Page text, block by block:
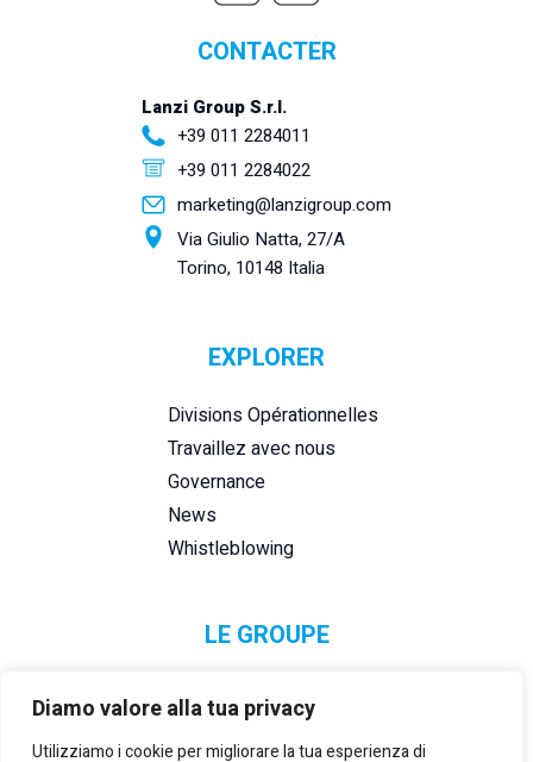
Diamo valore alla tua privacy
Utilizziamo i cookie per migliorare la tua esperienza di
CONTACTER
Lanzi Group S.r.l.
+39 011 2284011
+39 011 2284022
marketing@lanzigroup.com
Via Giulio Natta, 27/A
Torino, 10148 Italia
EXPLORER
Divisions Opérationnelles
Travaillez avec nous
Governance
News
Whistleblowing
LE GROUPE